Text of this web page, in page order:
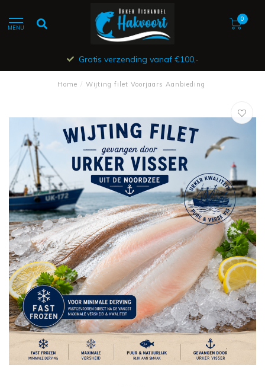
MENU
0
Gratis verzending vanaf €100,-
Home / Wijting filet Voorjaars Aanbieding